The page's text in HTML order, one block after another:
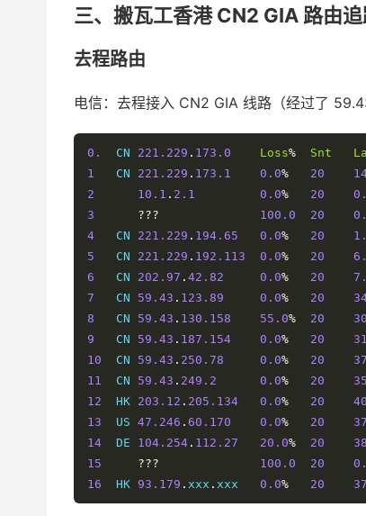
三、搬瓦工香港 CN2 GIA 路由
去程路由
电信：去程接入 CN2 GIA 线路（经过了
0.
  CN
221.229 . 173.0 Loss% Snt
1
   CN
221.229 . 173.1 0.0% 20
2
10.1 . 2.1 0.0% 20
3
??? 100.0 20
4
   CN
221.229 . 194.65 0.0% 20
5
   CN
221.229 . 192.113 0.0% 20
6
   CN
202.97 . 42.82 0.0% 20
7
   CN
59.43 . 123.89 0.0% 20
8
   CN
59.43 . 130.158 55.0% 20
9
   CN
59.43 . 187.154 0.0% 20
10
  CN
59.43 . 250.78 0.0% 20
11
  CN
59.43 . 249.2 0.0% 20
12
  HK
203.12 . 205.134 0.0% 20
13
  US
47.246 . 60.170 0.0% 20
14
  DE
104.254 . 112.27 20.0% 20
15
??? 100.0 20
16
  HK
93.179 . xxx . xxx 0.0% 20